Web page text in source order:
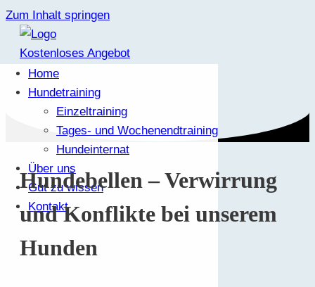
Zum Inhalt springen
Home
Hundetraining
Einzeltraining
Tages- und Wochenendtraining
Hundeinternat
Über uns
Gut zu wissen
Kontakt
Kostenloses Angebot
Hundebellen – Verwirrung
und Konflikte bei unserem
Hunden